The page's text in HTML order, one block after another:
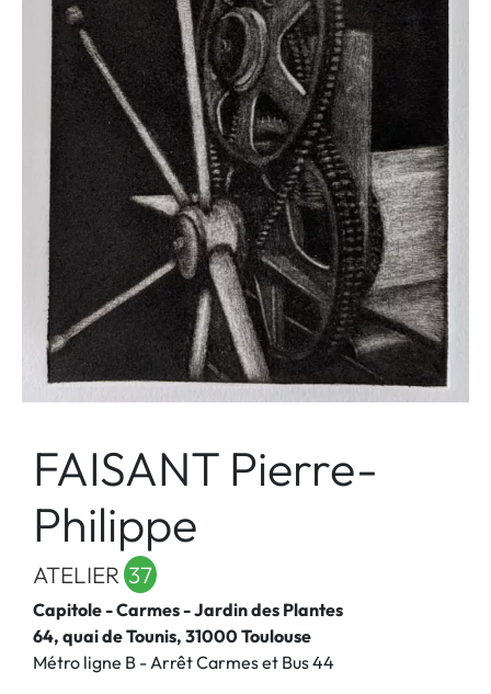
FAISANT Pierre-
Philippe
ATELIER 37
Capitole - Carmes - Jardin des Plantes
64, quai de Tounis, 31000 Toulouse
Métro ligne B - Arrêt Carmes et Bus 44